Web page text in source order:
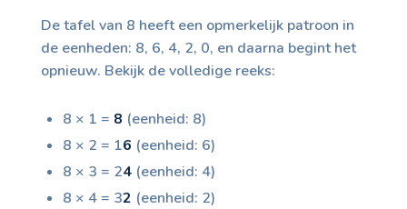
De tafel van 8 heeft een opmerkelijk patroon in
de eenheden: 8, 6, 4, 2, 0, en daarna begint het
opnieuw. Bekijk de volledige reeks:
8 × 1 = 8 (eenheid: 8)
8 × 2 = 16 (eenheid: 6)
8 × 3 = 24(eenheid: 4)
8 × 4 = 32 (eenheid: 2)